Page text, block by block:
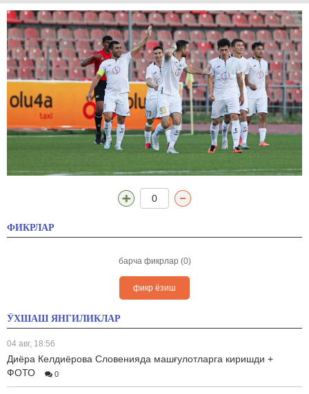
0
ФИКРЛАР
барча фикрлар (0)
фикр ёзиш
ЎХШАШ ЯНГИЛИКЛАР
04 авг, 18:56
Диёра Келдиёрова Словенияда машғулотларга киришди +
ФОТО
0